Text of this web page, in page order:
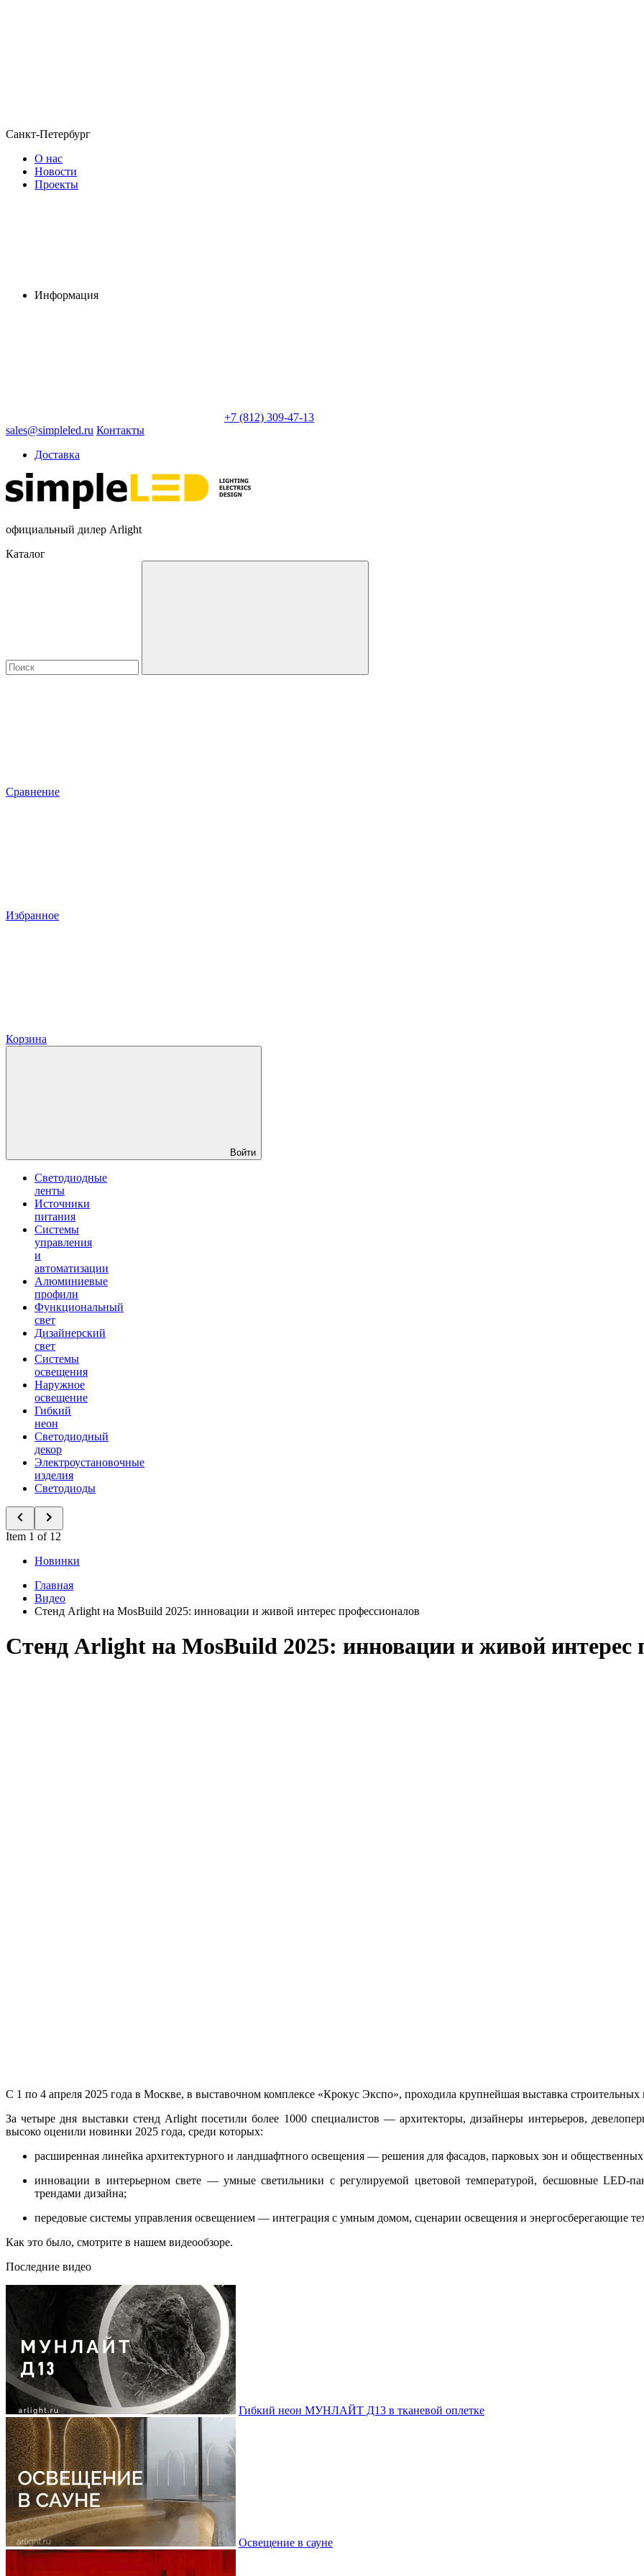
Санкт-Петербург
О нас
Новости
Проекты
Информация
+7 (812) 309-47-13
sales@simpleled.ru Контакты
Доставка
официальный дилер Arlight
Каталог
Сравнение
Избранное
Корзина
Войти
Светодиодные
ленты
Источники
питания
Системы
управления
и
автоматизации
Алюминиевые
профили
Функциональный
свет
Дизайнерский
свет
Системы
освещения
Наружное
освещение
Гибкий
неон
Светодиодный
декор
Электроустановочные
изделия
Светодиоды
Item 1 of 12
Новинки
Главная
Видео
Стенд Arlight на MosBuild 2025: инновации и живой интерес профессионалов
Стенд Arlight на MosBuild 2025: инновации и живой интерес
С 1 по 4 апреля 2025 года в Москве, в выставочном комплексе «Крокус Экспо», проходила крупнейшая выставка
За четыре дня выставки стенд Arlight посетили более 1000 специалистов — архитекторы, дизайнеры интерьеров,
высоко оценили новинки 2025 года, среди которых:
расширенная линейка архитектурного и ландшафтного освещения — решения для фасадов, парковых зон и
инновации в интерьерном свете — умные светильники с регулируемой цветовой температурой, бесшовные LED-
трендами дизайна;
передовые системы управления освещением — интеграция с умным домом, сценарии освещения и энергосберегающие
Как это было, смотрите в нашем видеообзоре.
Последние видео
Гибкий неон МУНЛАЙТ Д13 в тканевой оплетке
Освещение в сауне